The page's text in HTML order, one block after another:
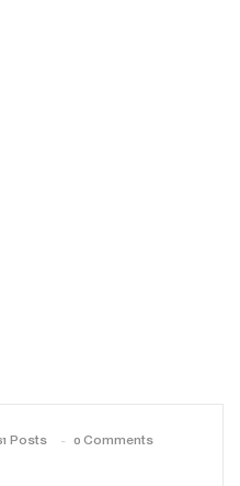
Posts 0 Comments